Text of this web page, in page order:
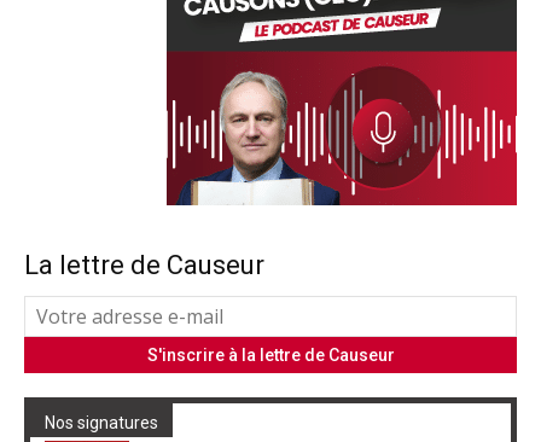
La lettre de Causeur
Nos signatures